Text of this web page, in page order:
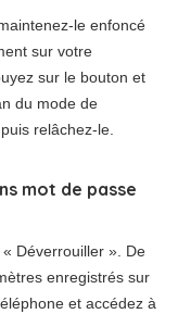
le enfoncé
sur votre
sur le bouton et
du mode de
relâchez-le.
mot de passe
Déverrouiller ». De
enregistrés sur
et accédez à